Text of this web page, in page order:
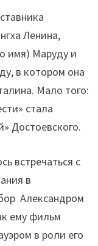
Ленина,
имя) Маруду и
в котором она
Мало того:
стала
Достоевского.
встречаться с
в
Александром
ему фильм
в роли его